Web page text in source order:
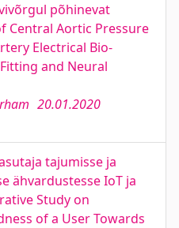
põhinevat
Central Aortic Pressure
Electrical Bio-
and Neural
20.01.2020
tajumisse ja
ähvardustesse IoT ja
Study on
of a User Towards